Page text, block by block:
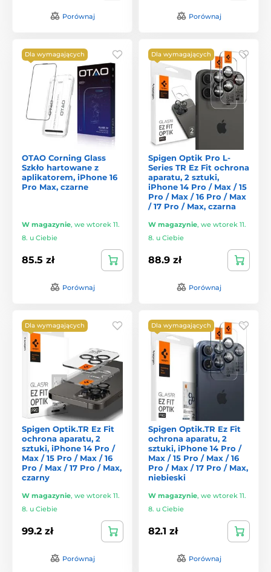
Porównaj Porównaj
Dla wymagających
OTAO Corning Glass
Szkło hartowane z
aplikatorem, iPhone 16
Pro Max, czarne
W magazynie, we wtorek 11.
8. u Ciebie
85.5 zł
Porównaj
Dla wymagających
Spigen Optik Pro L-
Series TR Ez Fit ochrona
aparatu, 2 sztuki,
iPhone 14 Pro / Max / 15
Pro / Max / 16 Pro / Max
/ 17 Pro / Max, czarna
W magazynie, we wtorek 11.
8. u Ciebie
88.9 zł
Porównaj
Dla wymagających
Spigen Optik.TR Ez Fit
ochrona aparatu, 2
sztuki, iPhone 14 Pro /
Max / 15 Pro / Max / 16
Pro / Max / 17 Pro / Max,
czarny
W magazynie, we wtorek 11.
8. u Ciebie
99.2 zł
Porównaj
Dla wymagających
Spigen Optik.TR Ez Fit
ochrona aparatu, 2
sztuki, iPhone 14 Pro /
Max / 15 Pro / Max / 16
Pro / Max / 17 Pro / Max,
niebieski
W magazynie, we wtorek 11.
8. u Ciebie
82.1 zł
Porównaj